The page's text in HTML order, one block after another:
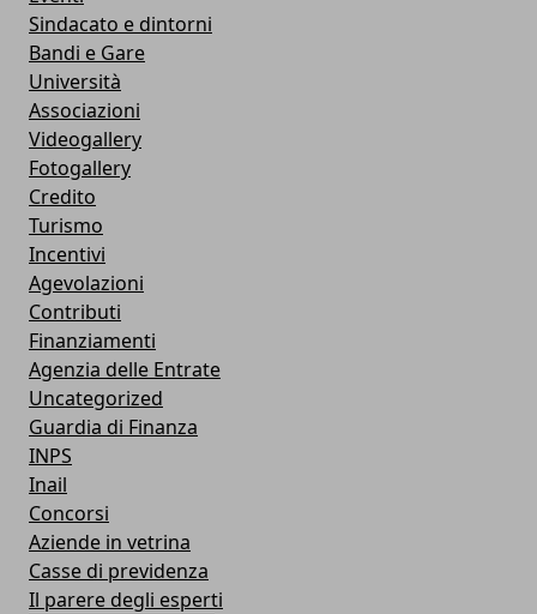
Sindacato e dintorni
Bandi e Gare
Università
Associazioni
Videogallery
Fotogallery
Credito
Turismo
Incentivi
Agevolazioni
Contributi
Finanziamenti
Agenzia delle Entrate
Uncategorized
Guardia di Finanza
INPS
Inail
Concorsi
Aziende in vetrina
Casse di previdenza
Il parere degli esperti